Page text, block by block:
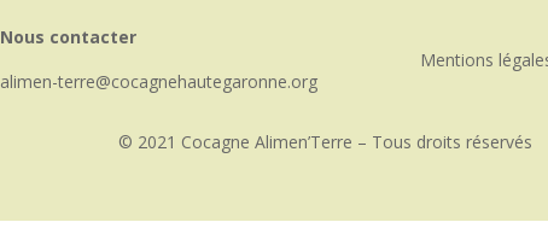
Nous contacter
alimen-terre
cocagnehautegaronne.org
Mentions
© 2021 Cocagne Alimen’Terre – Tous droits réservés